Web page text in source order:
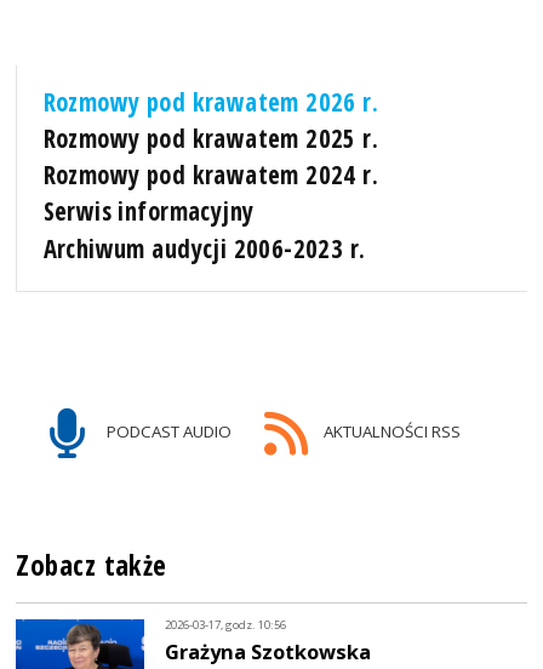
Rozmowy pod krawatem 2026 r.
Rozmowy pod krawatem 2025 r.
Rozmowy pod krawatem 2024 r.
Serwis informacyjny
Archiwum audycji 2006-2023 r.
PODCAST AUDIO AKTUALNOŚCI RSS
Zobacz także
2026-03-17, godz. 10:56
Grażyna Szotkowska